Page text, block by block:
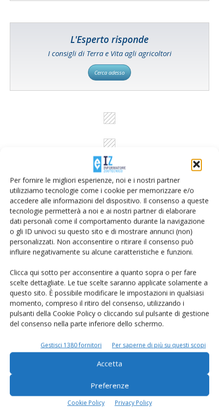
Per fornire le migliori esperienze, noi e i nostri partner
utilizziamo tecnologie come i cookie per memorizzare e/o
accedere alle informazioni del dispositivo. Il consenso a queste
tecnologie permetterà a noi e ai nostri partner di elaborare
dati personali come il comportamento durante la navigazione
o gli ID univoci su questo sito e di mostrare annunci (non)
personalizzati. Non acconsentire o ritirare il consenso può
influire negativamente su alcune caratteristiche e funzioni.
Clicca qui sotto per acconsentire a quanto sopra o per fare
scelte dettagliate. Le tue scelte saranno applicate solamente a
questo sito. È possibile modificare le impostazioni in qualsiasi
momento, compreso il ritiro del consenso, utilizzando i
pulsanti della Cookie Policy o cliccando sul pulsante di gestione
del consenso nella parte inferiore dello schermo.
Gestisci 1380 fornitori Per saperne di più su questi scopi
Accetta
Preferenze
Cookie Policy Privacy Policy
L'Esperto risponde
I consigli di Terra e Vita agli agricoltori
Cerca adesso
Rimani aggiornato sul mondo
dell’agricoltura
Iscriviti alle nostre newsletter
© Tecniche Nuove Spa. Tutti i diritti riservati. Sede legale Via Eritrea 21 -